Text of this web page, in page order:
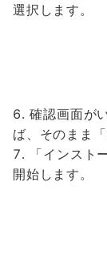
選択します。
確認画面が
ば、そのまま
「インスト
開始します。